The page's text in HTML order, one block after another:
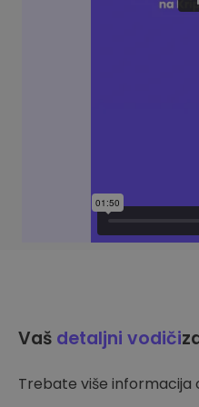
Vaš detaljni vodiči
Trebate više informacija